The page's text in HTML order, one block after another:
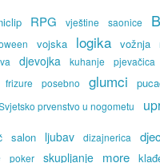
RPG vještine saonice
vojska logika vožnja
djevojka kuhanje pjevačica
frizure posebno glumci
prvenstvo u nogometu
salon ljubav dizajnerica
poker skupljanje more